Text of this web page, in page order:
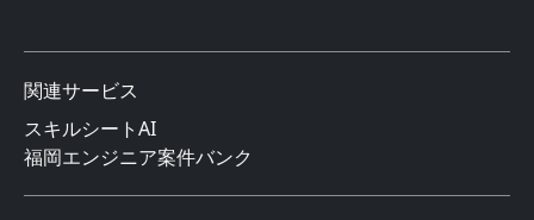
関連サービス
スキルシートAI
福岡エンジニア案件バンク